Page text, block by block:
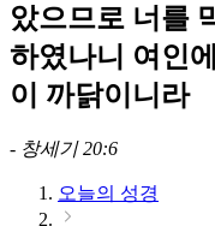
았으므로 너를
하였나니 여인
이 까닭이니라
- 창세기 20:6
오늘의 성경